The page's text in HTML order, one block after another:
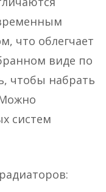
что облегчает
виде по
чтобы набрать
систем